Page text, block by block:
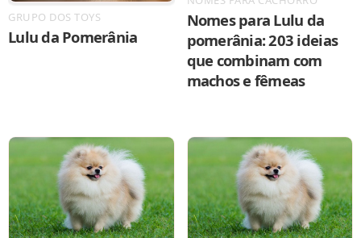
GRUPO DOS TOYS
Lulu da Pomerânia
Nomes para Lulu da
pomerânia: 203 ideias
que combinam com
machos e fêmeas